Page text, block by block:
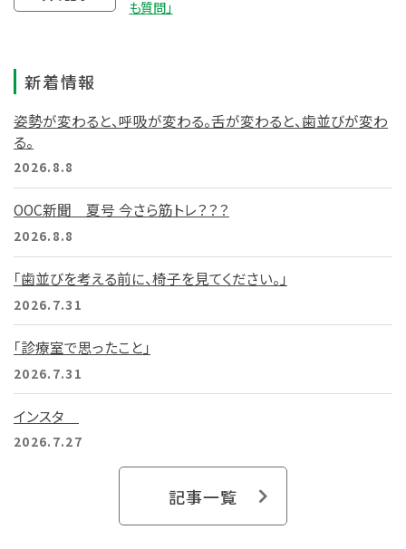
も質問」
新着情報
姿勢が変わると、呼吸が変わる。舌が変わると、歯並びが変わ
る。
2026.8.8
OOC新聞 夏号 今さら筋トレ？？？
2026.8.8
「歯並びを考える前に、椅子を見てください。」
2026.7.31
「診療室で思ったこと」
2026.7.31
インスタ
2026.7.27
記事一覧